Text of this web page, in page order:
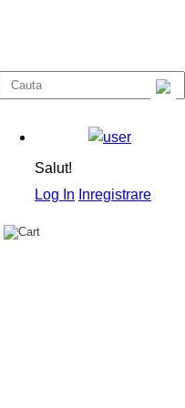
Salut!
Log In Inregistrare